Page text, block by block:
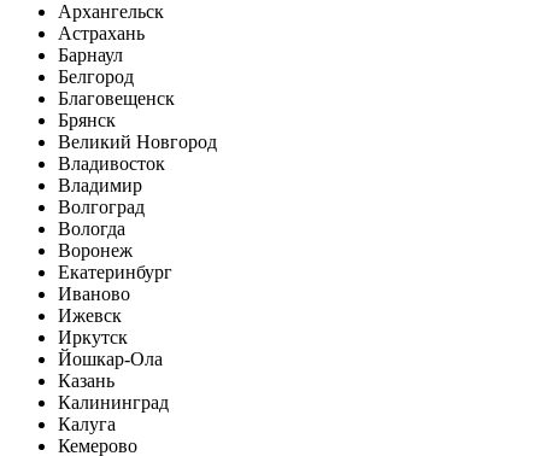
Архангельск
Астрахань
Барнаул
Белгород
Благовещенск
Брянск
Великий Новгород
Владивосток
Владимир
Волгоград
Вологда
Воронеж
Екатеринбург
Иваново
Ижевск
Иркутск
Йошкар-Ола
Казань
Калининград
Калуга
Кемерово